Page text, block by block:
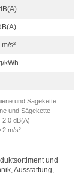
s²
kWh
und Sägekette
und Sägekette
2,0 dB(A)
2 m/s²
und
Ausstattung,